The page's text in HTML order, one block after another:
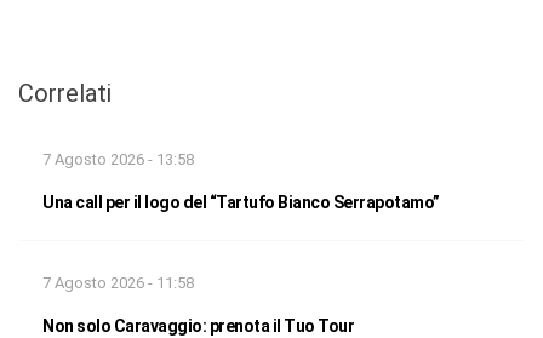
Correlati
7 Agosto 2026 - 13:58
Una call per il logo del “Tartufo Bianco Serrapotamo”
7 Agosto 2026 - 11:58
Non solo Caravaggio: prenota il Tuo Tour